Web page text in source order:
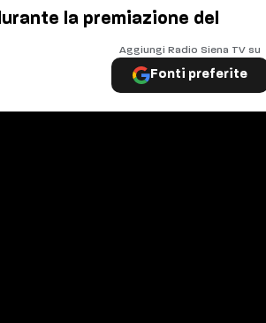
la premiazione del
Aggiungi Radio Siena TV su
Fonti preferite